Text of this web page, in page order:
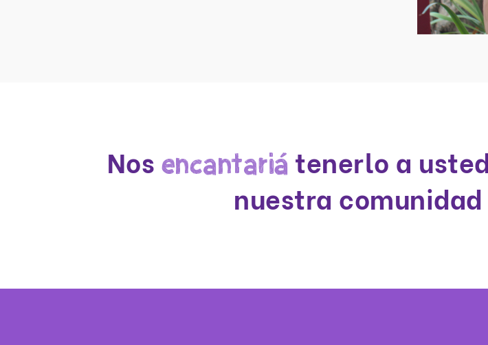
Nos encantariá tenerlo a
nuestra